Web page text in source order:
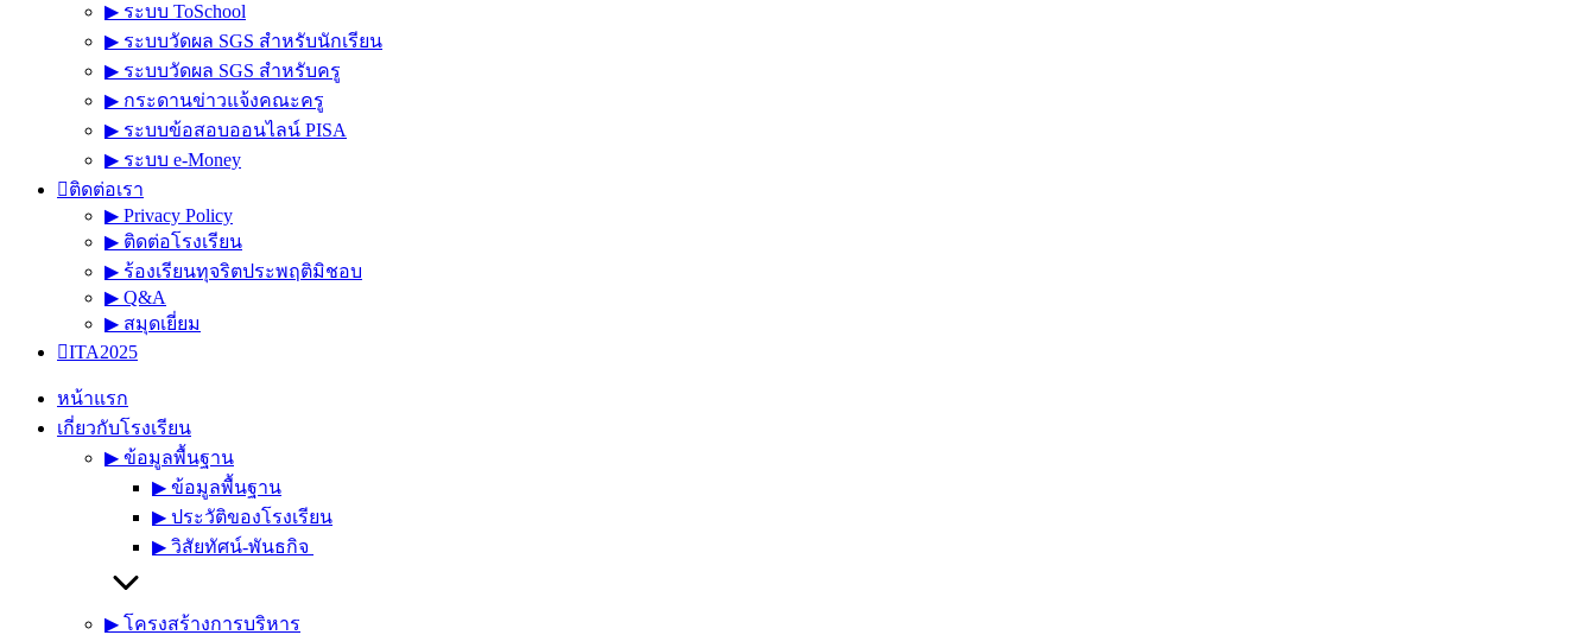
▶︎ ระบบ ToSchool
▶︎ ระบบวัดผล SGS สำหรับนักเรียน
▶︎ ระบบวัดผล SGS สำหรับครู
▶︎ กระดานข่าวแจ้งคณะครู
▶︎ ระบบข้อสอบออนไลน์ PISA
▶︎ ระบบ e-Money
ติดต่อเรา
▶︎ Privacy Policy
▶︎ ติดต่อโรงเรียน
▶︎ ร้องเรียนทุจริตประพฤติมิชอบ
▶︎ Q&A
▶︎ สมุดเยี่ยม
ITA2025
หน้าแรก
เกี่ยวกับโรงเรียน
▶︎ ข้อมูลพื้นฐาน
▶︎ ข้อมูลพื้นฐาน
▶︎ ประวัติของโรงเรียน
▶︎ วิสัยทัศน์-พันธกิจ
▶︎ โครงสร้างการบริหาร